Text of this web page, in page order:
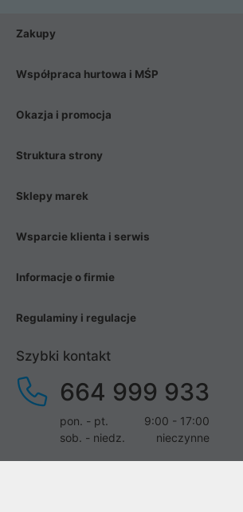
Zakupy
Współpraca hurtowa i MŚP
Okazja i promocja
Struktura strony
Sklepy marek
Wsparcie klienta i serwis
Informacje o firmie
Regulaminy i regulacje
Szybki kontakt
664 999 933
pon. - pt.
9:00 - 17:00
sob. - niedz.
nieczynne